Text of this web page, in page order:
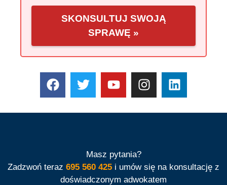
SKONSULTUJ SWOJĄ
SPRAWĘ »
Masz pytania?
Zadzwoń teraz 695 560 425 i umów się na konsultację z
doświadczonym adwokatem